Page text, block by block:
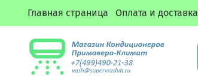
Главная страница Оплата и доставка